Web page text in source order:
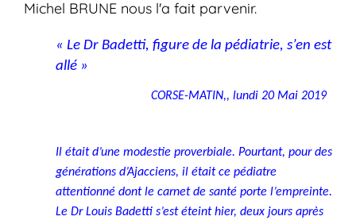
Michel BRUNE nous l'a fait parvenir.
« Le Dr Badetti, figure de la pédiatrie, s’en est
allé »
CORSE-MATIN,, lundi 20 Mai 2019
Il était d’une modestie proverbiale. Pourtant, pour des
générations d’Ajacciens, il était ce pédiatre
attentionné dont le carnet de santé porte l’empreinte.
Le Dr Louis Badetti s’est éteint hier, deux jours après